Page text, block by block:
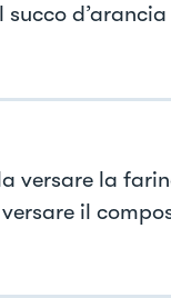
versare la
il